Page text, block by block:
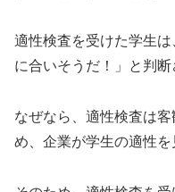
適性検査を受けた学生
に合いそうだ！」と判断
なぜなら、適性検査は
め、企業が学生の適性を